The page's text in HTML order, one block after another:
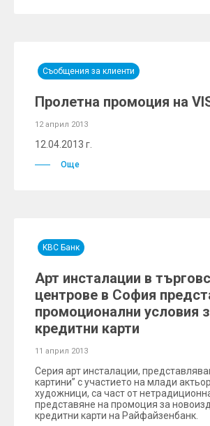
Съобщения за клиенти
Пролетна промоция на
12 април 2013
12.04.2013 г.
Още
KBC Банк
Арт инсталации в
центрове в София
промоционални условия
кредитни карти
11 април 2013
Серия арт инсталации,
картини” с участието на млади
художници, са част от
представяне на промоция за
кредитни карти на Райфайзенбанк.